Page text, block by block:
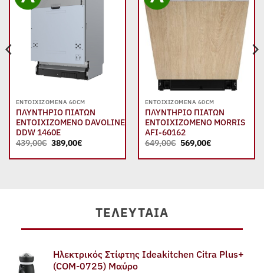
ΕΝΤΟΙΧΙΖΌΜΕΝΑ 60CM
ΠΛΥΝΤΗΡΙΟ ΠΙΑΤΩΝ
ΕΝΤΟΙΧΙΖΟΜΕΝΟ DAVOLINE
DDW 1460E
439,00€ Original
price
was:
389,00€Η
τιμή
Add to
wishlist
ΕΝΤΟΙΧΙΖΌΜΕΝΑ 60CM
ΠΛΥΝΤΗΡΙΟ ΠΙΑΤΩΝ
ΕΝΤΟΙΧΙΖΟΜΕΝΟ MORRIS
AFI-60162
649,00€ Original
price
was:
569,00€Η
τιμή
ΤΕΛΕΥΤΑΊΑ
Ηλεκτρικός Στίφτης Ideakitchen Citra Plus+
(COM-0725) Μαύρο